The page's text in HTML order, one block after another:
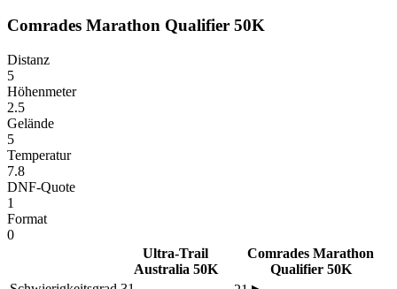
Comrades Marathon Qualifier 50K
Distanz
5
Höhenmeter
2.5
Gelände
5
Temperatur
7.8
DNF-Quote
1
Format
0
Ultra-Trail
Australia 50K
Comrades Marathon
Qualifier 50K